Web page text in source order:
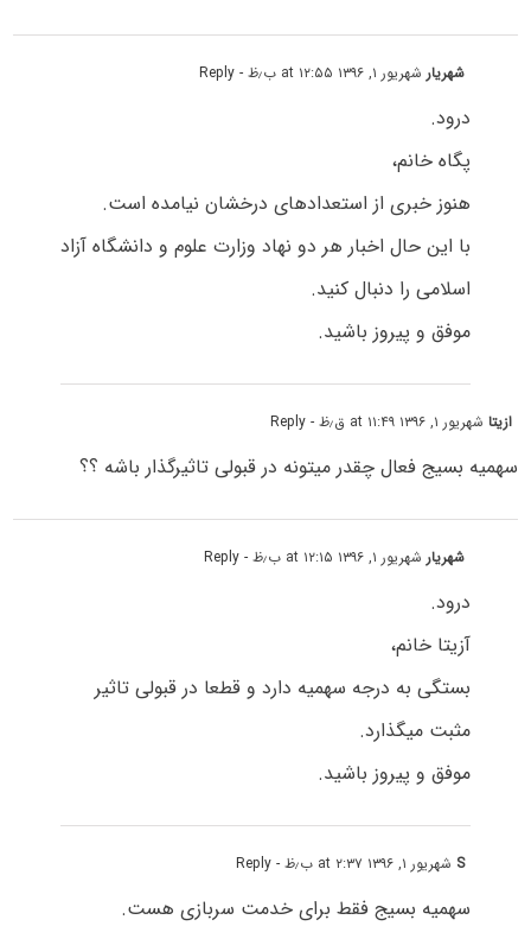
شهریارشهریور ۱, ۱۳۹۶ at ۱۲:۵۵ ب٫ظ - Reply
درود.
پگاه خانم،
هنوز خبری از استعدادهای درخشان نیامده است.
با این حال اخبار هر دو نهاد وزارت علوم و دانشگاه آزاد
اسلامی را دنبال کنید.
موفق و پیروز باشید.
ازیتاشهریور ۱, ۱۳۹۶ at ۱۱:۴۹ ق٫ظ - Reply
سهمیه بسیج فعال چقدر میتونه در قبولی تاثیرگذار باشه ؟؟
شهریارشهریور ۱, ۱۳۹۶ at ۱۲:۱۵ ب٫ظ - Reply
درود.
آزیتا خانم،
بستگی به درجه سهمیه دارد و قطعا در قبولی تاثیر
مثبت میگذارد.
موفق و پیروز باشید.
S شهریور ۱, ۱۳۹۶ at ۲:۳۷ ب٫ظ - Reply
سهمیه بسیج فقط برای خدمت سربازی هست.